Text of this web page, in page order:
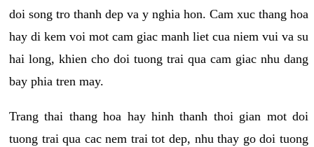
doi song tro thanh dep va y nghia hon. Cam xuc thang hoa
hay di kem voi mot cam giac manh liet cua niem vui va su
hai long, khien cho doi tuong trai qua cam giac nhu dang
bay phia tren may.
Trang thai thang hoa hay hinh thanh thoi gian mot doi
tuong trai qua cac nem trai tot dep, nhu thay go doi tuong